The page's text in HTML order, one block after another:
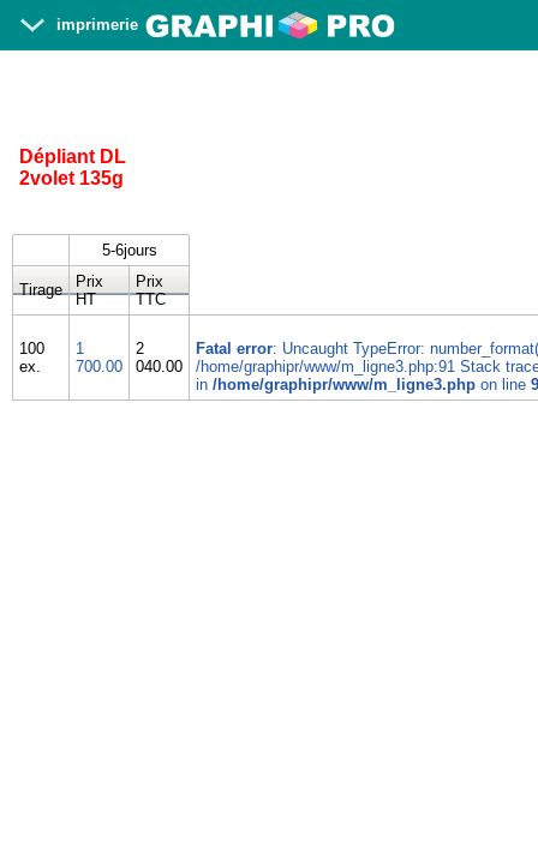
imprimerie
Dépliant DL
2volet 135g
5-6jours
Tirage
Prix
HT
Prix
TTC
100
ex.
1
700.00
2
040.00
Fatal error: Uncaught TypeError:
/home/graphipr/www/m_ligne3.php:91 Stack
in /home/graphipr/www/m_ligne3.php on line